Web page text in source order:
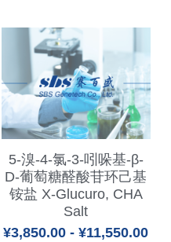
5-溴-4-氯-3-吲哚基-β-
D-葡萄糖醛酸苷环己基
铵盐 X-Glucuro, CHA
Salt
¥3,850.00 - ¥11,550.00